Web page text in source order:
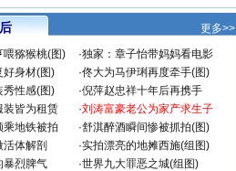
更多>>
喂猕猴桃(图)
·独家：章子怡带妈妈看电影
好身材(图)
·佟大为马伊琍再度牵手(图)
秀性感(图)
·倪萍赵忠祥十年后再携手
装皆为租赁
·刘涛富豪老公为家产求生子
乘地铁被拍
·舒淇醉酒瞬间惨被抓拍(图)
体解剖
·实拍漂亮的地摊西施(组图)
暴烈脾气
·世界九大罪恶之城(组图)